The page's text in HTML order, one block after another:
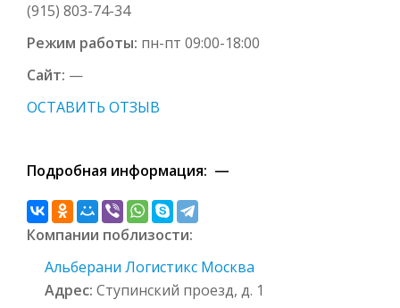
(915) 803-74-34
Режим работы: пн-пт 09:00-18:00
Сайт: —
ОСТАВИТЬ ОТЗЫВ
Подробная информация: —
Компании поблизости:
Альберани Логистикс Москва
Адрес: Ступинский проезд, д. 1